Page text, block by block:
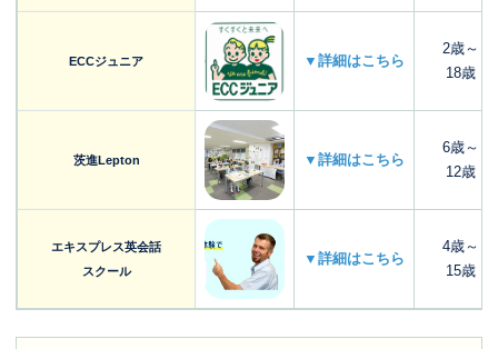
ECCジュニア ▼詳細はこちら
2歳～
18歳
茨進Lepton ▼詳細はこちら
6歳～
12歳
エキスプレス英会話
スクール
▼詳細はこちら
4歳～
15歳